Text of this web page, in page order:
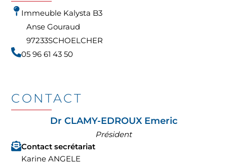
Immeuble Kalysta B3
Anse Gouraud
97233SCHOELCHER
05 96 61 43 50
CONTACT
Dr CLAMY-EDROUX Emeric
Président
Contact secrétariat
Karine ANGELE